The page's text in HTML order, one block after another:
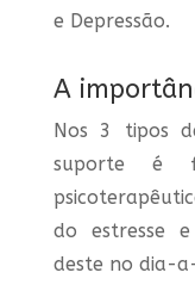
e Depressão.
A
Nos 3 tipos
suporte é
do estresse
deste no dia-